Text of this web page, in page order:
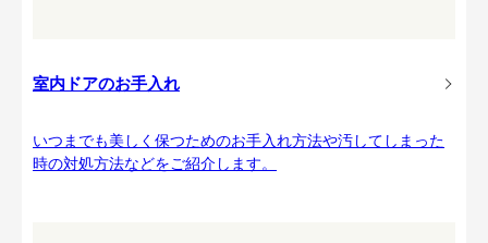
室内ドアのお手入れ
いつまでも美しく保つためのお手入れ方法や汚してしまった
時の対処方法などをご紹介します。